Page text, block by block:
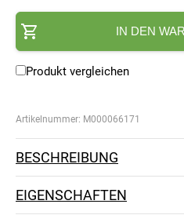
IN DEN
Produkt vergleichen
Artikelnummer: M000066171
BESCHREIBUNG
EIGENSCHAFTEN